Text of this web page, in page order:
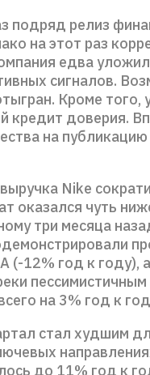
подряд релиз
на этот раз
едва
сигналов.
Кроме того,
кредит доверия.
на
Nike
оказался чуть
три месяца
(-12% год к году),
на 3% год к
стал худшим
до 11% год к